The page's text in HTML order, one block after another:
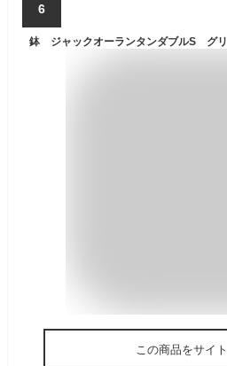
6
この商品をサイ